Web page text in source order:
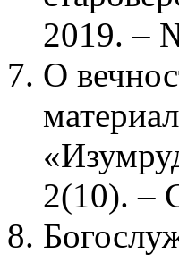
2019. –
О
2(10). –